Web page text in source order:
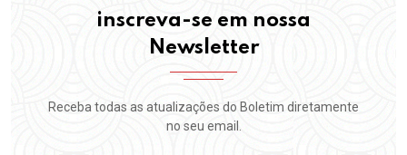
inscreva-se em nossa
Newsletter
Receba todas as atualizações do Boletim diretamente
no seu email.